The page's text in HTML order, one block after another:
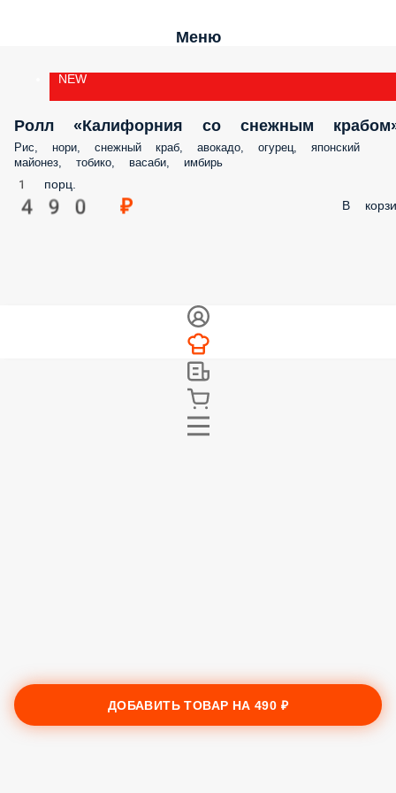
Меню
NEW
Ролл «Калифорния со снежным
Рис, нори, снежный краб, авокадо, огурец, японский
майонез, тобико, васаби, имбирь
1 порц.
490 ₽ В
ДОБАВИТЬ ТОВАР НА490 ₽